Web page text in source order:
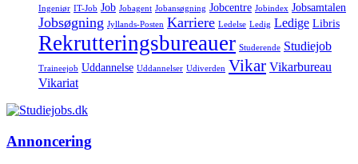
Ingeniør IT-Job Job Jobagent Jobansøgning Jobcentre Jobindex Jobsamtalen
Jobsøgning Jyllands-Posten Karriere Ledelse Ledig Ledige Libris
Rekrutteringsbureauer Studerende Studiejob
Traineejob Uddannelse Uddannelser Udiverden Vikar Vikarbureau
Vikariat
Annoncering